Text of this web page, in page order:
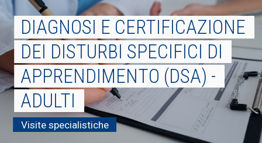
DIAGNOSI E CERTIFICAZIONE
DEI DISTURBI SPECIFICI DI
APPRENDIMENTO (DSA) -
ADULTI
Visite specialistiche